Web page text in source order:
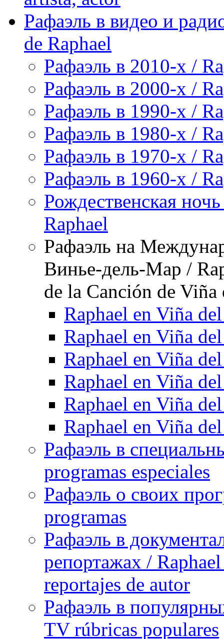
Рафаэль в видео и
de Raphael
Рафаэль в 2010-х /
Рафаэль в 2000-х /
Рафаэль в 1990-х /
Рафаэль в 1980-х /
Рафаэль в 1970-х /
Рафаэль в 1960-х /
Рождественская
Raphael
Рафаэль на
Винье-дель-Мар /
de la Canción de
Raphael en Viña
Raphael en Viña
Raphael en Viña
Raphael en Viña
Raphael en Viña
Raphael en Viña
Рафаэль в
programas especiales
Рафаэль о своих
programas
Рафаэль в
репортажах /
reportajes de autor
Рафаэль в
TV rúbricas populares